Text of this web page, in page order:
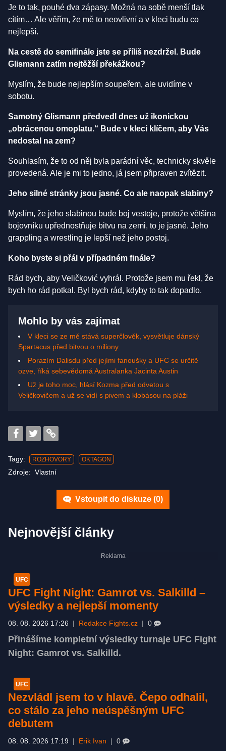
Je to tak, pouhé dva zápasy. Možná na sobě menší tlak
cítím… Ale věřím, že mě to neovlivní a v kleci budu co
nejlepší.
Na cestě do semifinále jste se příliš nezdržel. Bude
Glismann zatím nejtěžší překážkou?
Myslím, že bude nejlepším soupeřem, ale uvidíme v
sobotu.
Samotný Glismann předvedl dnes už ikonickou
„obrácenou omoplatu.“ Bude v kleci klíčem, aby Vás
nedostal na zem?
Souhlasím, že to od něj byla parádní věc, technicky skvěle
provedená. Ale je mi to jedno, já jsem připraven zvítězit.
Jeho silné stránky jsou jasné. Co ale naopak slabiny?
Myslím, že jeho slabinou bude boj vestoje, protože většina
bojovníku upřednostňuje bitvu na zemi, to je jasné. Jeho
grappling a wrestling je lepší než jeho postoj.
Koho byste si přál v případném finále?
Rád bych, aby Veličković vyhrál. Protože jsem mu řekl, že
bych ho rád potkal. Byl bych rád, kdyby to tak dopadlo.
Mohlo by vás zajímat
V kleci se ze mě stává superčlověk, vysvětluje dánský
Spartacus před bitvou o miliony
Porazím Dalisdu před jejími fanoušky a UFC se určitě
ozve, říká sebevědomá Australanka Jacinta Austin
Už je toho moc, hlásí Kozma před odvetou s
Veličkovičem a už se vidí s pivem a klobásou na pláži
Tagy: ROZHOVORY OKTAGON
Zdroje: Vlastní
Vstoupit do diskuze (0)
Nejnovější články
UFC
UFC Fight Night: Gamrot vs. Salkilld –
výsledky a nejlepší momenty
08. 08. 2026 17:26 | Redakce Fights.cz | 0
Přinášíme kompletní výsledky turnaje UFC Fight
Night: Gamrot vs. Salkilld.
UFC
Nezvládl jsem to v hlavě. Čepo odhalil,
co stálo za jeho neúspěšným UFC
debutem
08. 08. 2026 17:19 | Erik Ivan | 0